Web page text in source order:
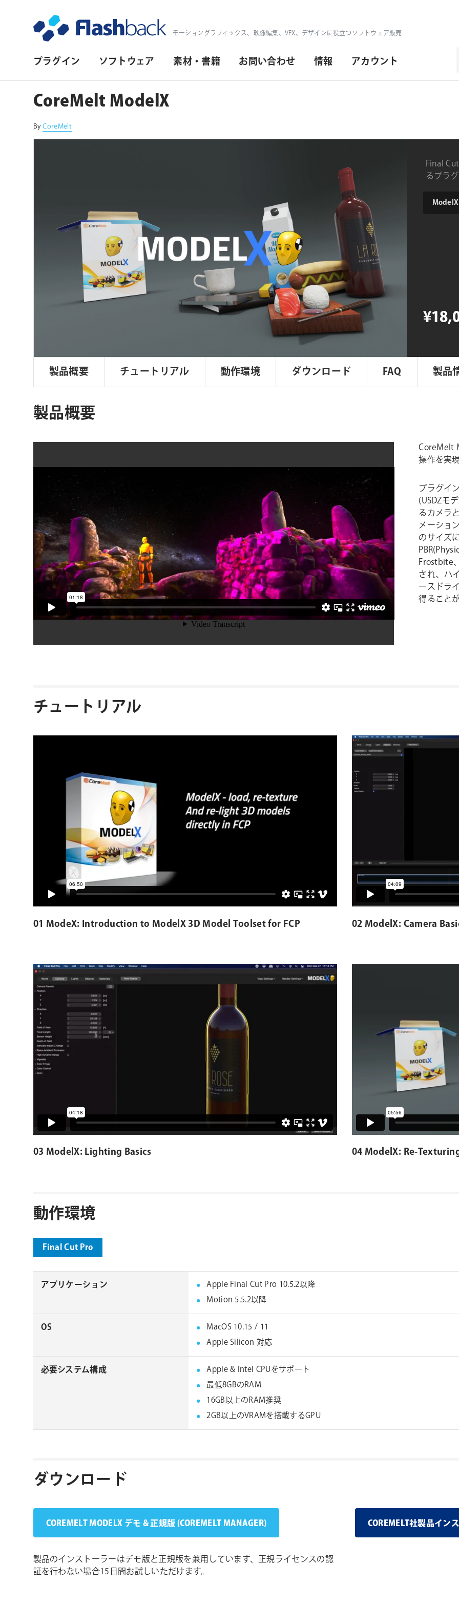
モーショングラフィックス、映像編集、VFX、デザインに役立つソフトウェア販売
プ
イ
マ
リ・
プラグイン ソフトウェア 素材・書籍 お問い合わせ 情報 アカウント
CoreMelt ModelX
ByCoreMelt
Final
るプラ
type
製品概要 チュートリアル 動作環境 ダウンロード FAQ 製品
製品概要
CoreMelt
操作を実
プラグイ
(USDZモ
るカメラ
メーショ
のサイズ
Frostbite
され、ハ
ースドラ
得ること
チュートリアル
01 ModeX: Introduction to ModelX 3D Model Toolset for FCP 02 ModelX: Camera
03 ModelX: Lighting Basics 04 ModelX: Re-
動作環境
Final Cut Pro
アプリケーション
Apple Final Cut Pro 10.5.2以降
Motion 5.5.2以降
OS
MacOS 10.15 / 11
Apple Silicon 対応
必要システム構成
Apple & Intel CPUをサポート
最低8GBのRAM
16GB以上のRAM推奨
2GB以上のVRAMを搭載するGPU
ダウンロード
COREMELT MODELX デモ & 正規版 (COREMELT MANAGER)
製品のインストーラーはデモ版と正規版を兼用しています、正規ライセンスの認
証を行わない場合15日間お試しいただけます。
COREMELT社製品イン